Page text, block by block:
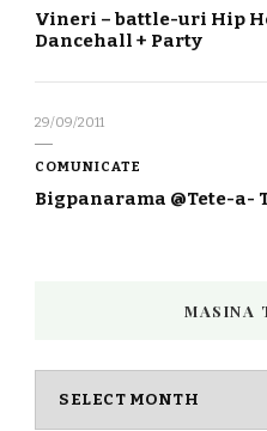
Vineri – battle-uri Hip
Dancehall + Party
29/09/2011
COMUNICATE
Bigpanarama @Tete-a-
MASINA